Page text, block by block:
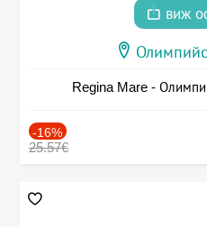
виж
Regina Mare -
-16%
25.57€